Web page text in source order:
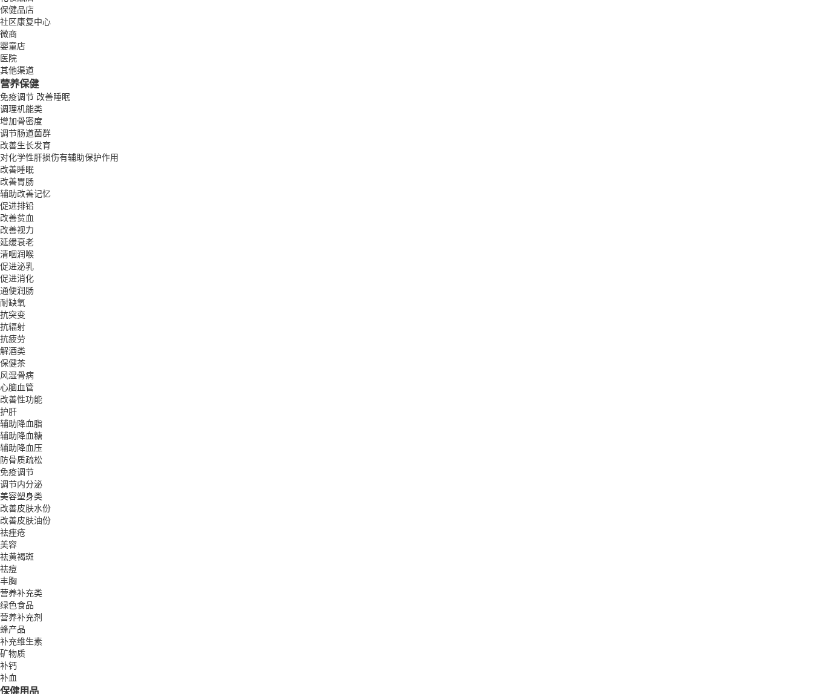
保健品店
社区康复中心
微商
婴童店
医院
其他渠道
营养保健
免疫调节 改善睡眠
调理机能类
增加骨密度
调节肠道菌群
改善生长发育
对化学性肝损伤有辅助保护作用
改善睡眠
改善胃肠
辅助改善记忆
促进排铅
改善贫血
改善视力
延缓衰老
清咽润喉
促进泌乳
促进消化
通便润肠
耐缺氧
抗突变
抗辐射
抗疲劳
解酒类
保健茶
风湿骨病
心脑血管
改善性功能
护肝
辅助降血脂
辅助降血糖
辅助降血压
防骨质疏松
免疫调节
调节内分泌
美容塑身类
改善皮肤水份
改善皮肤油份
祛痤疮
美容
祛黄褐斑
祛痘
丰胸
营养补充类
绿色食品
营养补充剂
蜂产品
补充维生素
矿物质
补钙
补血
保健用品